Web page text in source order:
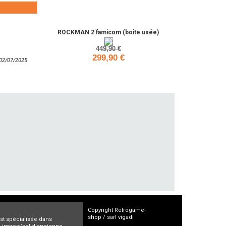
07/2025
ROCKMAN 2 famicom (boite usée)
449,90 €
299,90 €
spécialisée dans
Copyright Retrogame-
shop / sarl vigadi